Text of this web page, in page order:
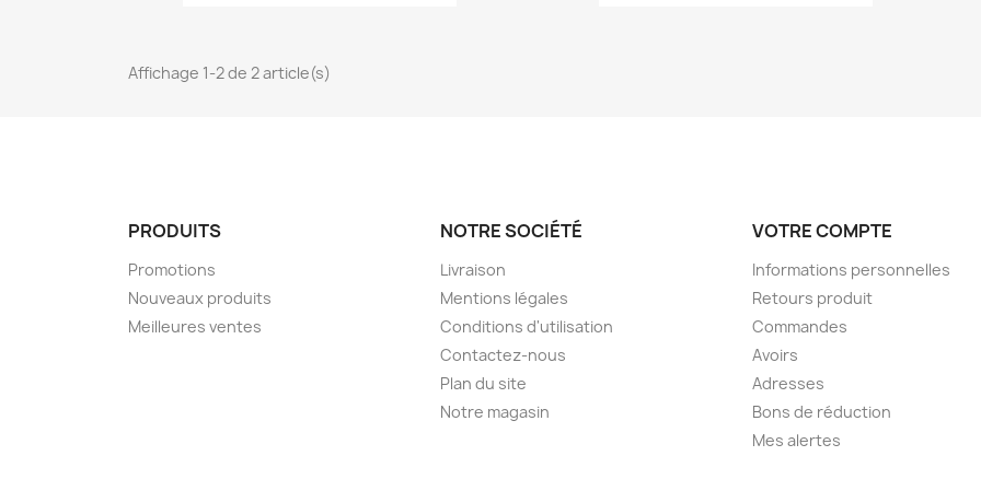
Affichage 1-2 de 2 article(s)
PRODUITS
Promotions
Nouveaux produits
Meilleures ventes
NOTRE SOCIÉTÉ
Livraison
Mentions légales
Conditions d'utilisation
Contactez-nous
Plan du site
Notre magasin
VOTRE COMPTE
Informations personnelles
Retours produit
Commandes
Avoirs
Adresses
Bons de réduction
Mes alertes